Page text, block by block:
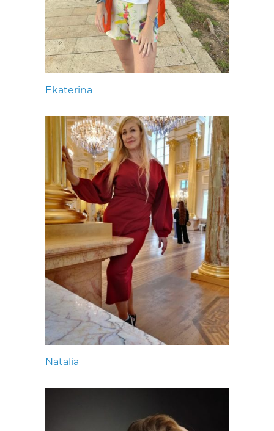
Ekaterina
Natalia